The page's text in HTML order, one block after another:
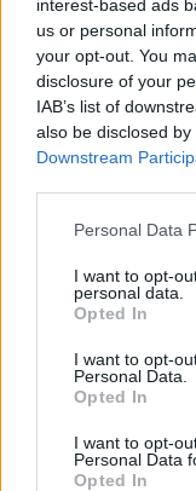
interest-based ads
us or personal
your opt-out. You
disclosure of your
IAB’s list of
also be disclosed
Downstream
Personal Data
I want to opt-
personal data.
Opted In
I want to opt-
Personal Data.
Opted In
I want to opt-
Personal Data
Opted In